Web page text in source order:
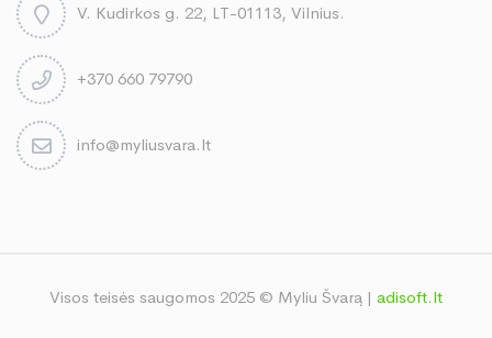
V. Kudirkos g. 22, LT-01113, Vilnius.
+370 660 79790
info@myliusvara.lt
Visos teisės saugomos 2025 © Myliu Švarą | adisoft.lt